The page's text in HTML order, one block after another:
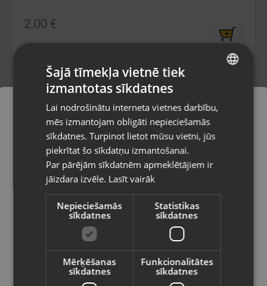
2.00 €
Ventspils, Kuldīgas iela 26
Stāvoklis Jauns (Garantija 24 mēneši)
2.00€
Pasūtījumi tiks piegādāti uz
izvēlēto valsti
Vietnes saturs būs attēlots izvēlētajā
valodā
Valsts
RUSSIAN
Šajā tīmekļa vietnē tiek
izmantotas sīkdatnes
Lai nodrošinātu interneta vietnes darbību,
mēs izmantojam obligāti nepieciešamās
sīkdatnes. Turpinot lietot mūsu vietni, jūs
piekrītat šo sīkdatņu izmantošanai.
Par pārējām sīkdatnēm apmeklētājiem ir
jāizdara izvēle. Lasīt vairāk
Nepieciešamās
sīkdatnes
Statistikas
sīkdatnes
Mērķēšanas
sīkdatnes
Funkcionalitātes
sīkdatnes